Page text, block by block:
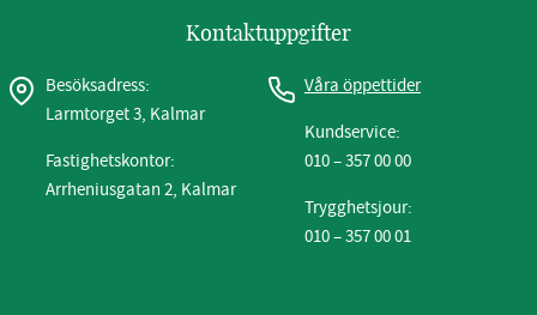
Kontaktuppgifter
Besöksadress:
Larmtorget 3, Kalmar
Fastighetskontor:
Arrheniusgatan 2, Kalmar
Våra öppettider
Kundservice:
010 – 357 00 00
Trygghetsjour:
010 – 357 00 01